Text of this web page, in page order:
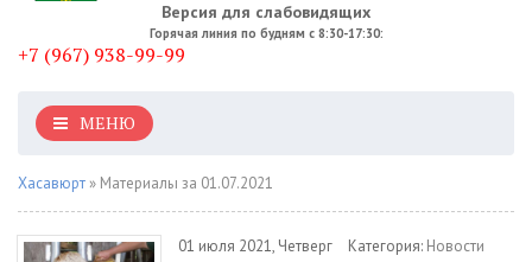
Версия для слабовидящих
Горячая линия по будням с 8:30-17:30:
+7 (967) 938-99-99
МЕНЮ
Хасавюрт » Материалы за 01.07.2021
01 июля 2021, Четверг Категория: Новости